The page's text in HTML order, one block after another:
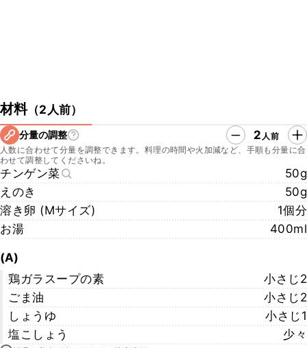
材料（2人前）
分量の調整 2 人前
人数に合わせて分量を調整できます。料理の時間や火加減など、手順も分量に合
わせて調整してくださいね。
チンゲン菜
50g
えのき
50g
溶き卵 (Mサイズ)
1個分
お湯
400ml
(A)
鶏ガラスープの素
小さじ2
ごま油
小さじ2
しょうゆ
小さじ1
塩こしょう
少々